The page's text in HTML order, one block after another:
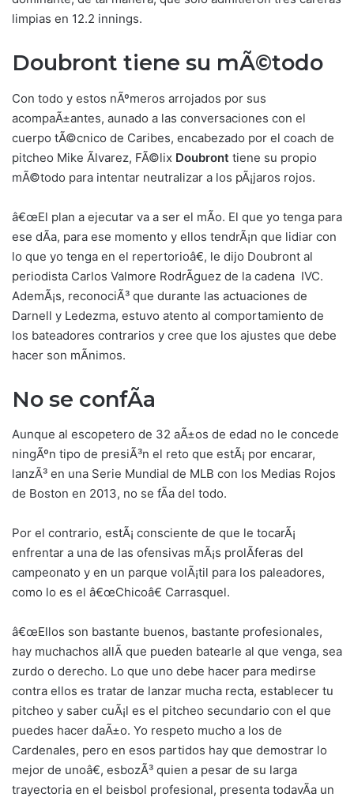
limpias en 12.2 innings.
Doubront tiene su mÃ©todo
Con todo y estos nÃºmeros arrojados por sus
acompaÃ±antes, aunado a las conversaciones con el
cuerpo tÃ©cnico de Caribes, encabezado por el coach de
pitcheo Mike Ãlvarez, FÃ©lix Doubront tiene su propio
mÃ©todo para intentar neutralizar a los pÃ¡jaros rojos.
â€œEl plan a ejecutar va a ser el mÃ­o. El que yo tenga para
ese dÃ­a, para ese momento y ellos tendrÃ¡n que lidiar con
lo que yo tenga en el repertorioâ€, le dijo Doubront al
periodista Carlos Valmore RodrÃ­guez de la cadena IVC.
AdemÃ¡s, reconociÃ³ que durante las actuaciones de
Darnell y Ledezma, estuvo atento al comportamiento de
los bateadores contrarios y cree que los ajustes que debe
hacer son mÃ­nimos.
No se confÃ­a
Aunque al escopetero de 32 aÃ±os de edad no le concede
ningÃºn tipo de presiÃ³n el reto que estÃ¡ por encarar,
lanzÃ³ en una Serie Mundial de MLB con los Medias Rojos
de Boston en 2013, no se fÃ­a del todo.
Por el contrario, estÃ¡ consciente de que le tocarÃ¡
enfrentar a una de las ofensivas mÃ¡s prolÃ­feras del
campeonato y en un parque volÃ¡til para los paleadores,
como lo es el â€œChicoâ€ Carrasquel.
â€œEllos son bastante buenos, bastante profesionales,
hay muchachos allÃ­ que pueden batearle al que venga, sea
zurdo o derecho. Lo que uno debe hacer para medirse
contra ellos es tratar de lanzar mucha recta, establecer tu
pitcheo y saber cuÃ¡l es el pitcheo secundario con el que
puedes hacer daÃ±o. Yo respeto mucho a los de
Cardenales, pero en esos partidos hay que demostrar lo
mejor de unoâ€, esbozÃ³ quien a pesar de su larga
trayectoria en el beisbol profesional, presenta todavÃ­a un